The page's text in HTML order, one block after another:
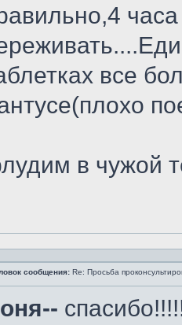
все
в чужой
сообщения: Re: Просьба